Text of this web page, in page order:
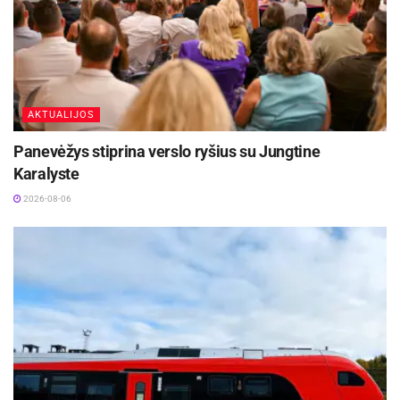
„Griežtai nerekomenduojame leisti šunims
maudytis vandens telkiniuose, kuriuose
matomas intensyvus dumblių žydėjimas. Tokie
vandenys gali būti pavojingi tiek žmonėms, tiek
gyvūnams. Riziką kelia ir užteršti vandens
AKTUALIJOS
Panevėžys stiprina verslo ryšius su Jungtine
Karalyste
2026-08-06